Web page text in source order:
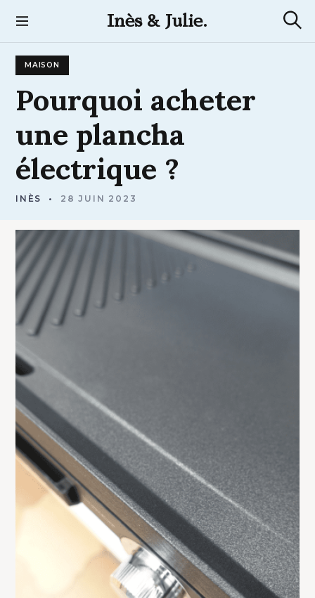
Inès & Julie.
e
MAISON
Pourquoi acheter
une plancha
électrique ?
INÈS 28 JUIN 2023